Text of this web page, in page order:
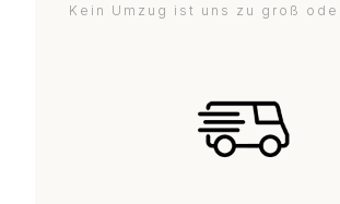
Kein Umzug ist uns zu groß